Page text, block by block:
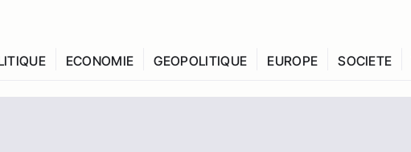
ECONOMIE GEOPOLITIQUE EUROPE SOCIETE